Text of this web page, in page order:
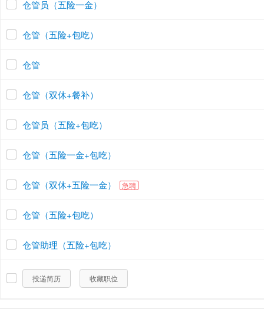
仓管员（五险一金）
仓管（五险+包吃）
仓管
仓管（双休+餐补）
仓管员（五险+包吃）
仓管（五险一金+包吃）
仓管（双休+五险一金） 急聘
仓管（五险+包吃）
仓管助理（五险+包吃）
投递简历 收藏职位